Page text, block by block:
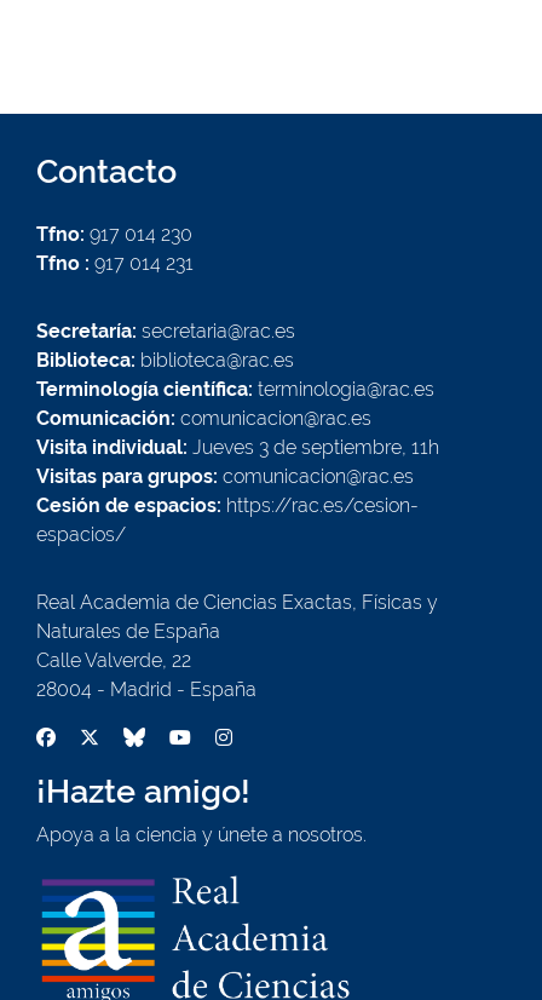
Contacto
Tfno: 917 014 230
Tfno : 917 014 231
Secretaría: secretaria@rac.es
Biblioteca: biblioteca@rac.es
Terminología científica: terminologia@rac.es
Comunicación: comunicacion@rac.es
Visita individual: Jueves 3 de septiembre, 11h
Visitas para grupos: comunicacion@rac.es
Cesión de espacios: https://rac.es/cesion-
espacios/
Real Academia de Ciencias Exactas, Físicas y
Naturales de España
Calle Valverde, 22
28004 - Madrid - España
¡Hazte amigo!
Apoya a la ciencia y únete a nosotros.